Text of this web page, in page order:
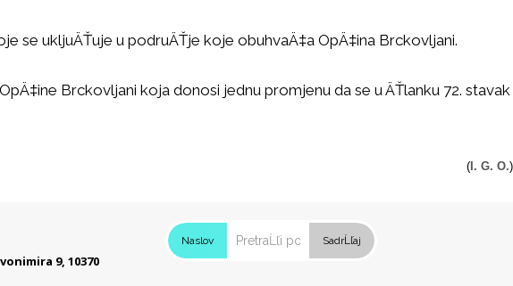
se ukljuÄŤuje u podruÄŤje koje obuhvaÄ‡a OpÄ‡ina Brckovljani.
Brckovljani koja donosi jednu promjenu da se u ÄŤlanku 72. stavak
( I. G. O.)
9, 10370
Naslov SadrĹľaj